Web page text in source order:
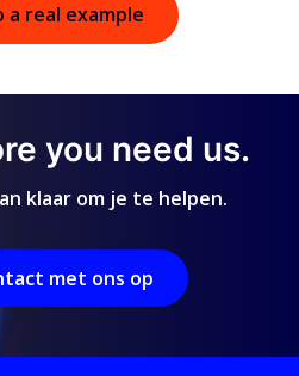
a real example
you need us.
klaar om je te helpen.
met ons op